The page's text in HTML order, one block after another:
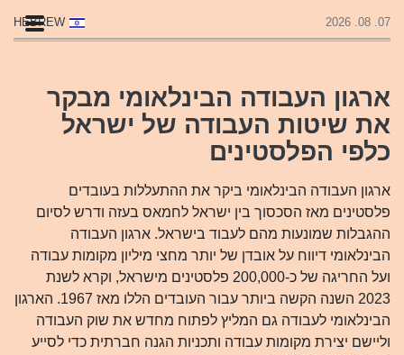
07. 08. 2026
HEBREW
ארגון העבודה הבינלאומי מבקר
את שיטות העבודה של ישראל
כלפי הפלסטינים
ארגון העבודה הבינלאומי ביקר את ההתעללות בעובדים
פלסטינים מאז הסכסוך בין ישראל לחמאס בעזה ודרש לסיום
ההגבלות שמונעות מהם לעבוד בישראל. ארגון העבודה
הבינלאומי דיווח על אובדן של יותר מחצי מיליון מקומות עבודה
ועל החריגה של כ-200,000 פלסטינים מישראל, וקרא לשנת
2023 השנה הקשה ביותר עבור העובדים הללו מאז 1967. הארגון
הבינלאומי לעבודה גם המליץ לפתוח מחדש את שוק העבודה
וליישם יצירת מקומות עבודה ותכניות הגנה חברתית כדי לסייע